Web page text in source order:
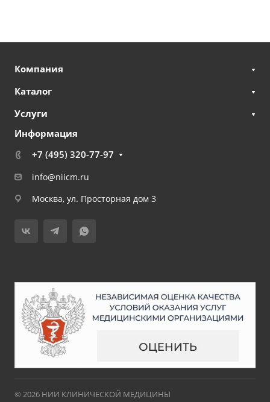
Компания
Каталог
Услуги
Информация
+7 (495) 320-77-97
info@niicm.ru
Москва, ул. Просторная дом 3
© 2026 НИИ КЛИНИЧЕСКОЙ МЕДИЦИНЫ